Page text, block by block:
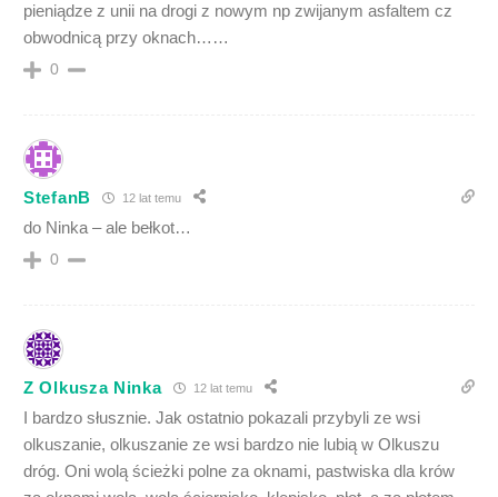
pieniądze z unii na drogi z nowym np zwijanym asfaltem cz
obwodnicą przy oknach……
0
StefanB 12 lat temu
do Ninka – ale bełkot…
0
Z Olkusza Ninka 12 lat temu
I bardzo słusznie. Jak ostatnio pokazali przybyli ze wsi
olkuszanie, olkuszanie ze wsi bardzo nie lubią w Olkuszu
dróg. Oni wolą ścieżki polne za oknami, pastwiska dla krów